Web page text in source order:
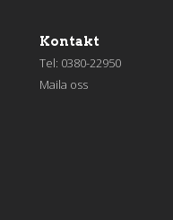
Kontakt
Tel: 0380-22950
Maila oss